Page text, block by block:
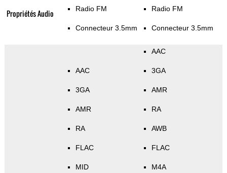
Propriétés Audio Radio FM
Connecteur 3.5mm
Radio FM
Connecteur 3.5mm
AAC
3GA
AMR
RA
FLAC
MID
AAC
3GA
AMR
RA
AWB
FLAC
M4A